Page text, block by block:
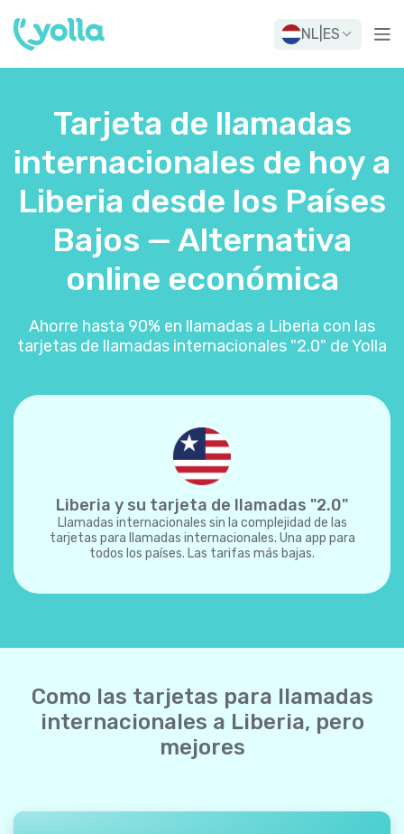
NL ES
Tarjeta de llamadas
internacionales de hoy a
Liberia desde los Países
Bajos — Alternativa
online económica
Ahorre hasta 90% en llamadas a Liberia con las
tarjetas de llamadas internacionales "2.0" de Yolla
Liberia y su tarjeta de llamadas "2.0"
Llamadas internacionales sin la complejidad de las
tarjetas para llamadas internacionales. Una app para
todos los países. Las tarifas más bajas.
Como las tarjetas para llamadas
internacionales a Liberia, pero
mejores